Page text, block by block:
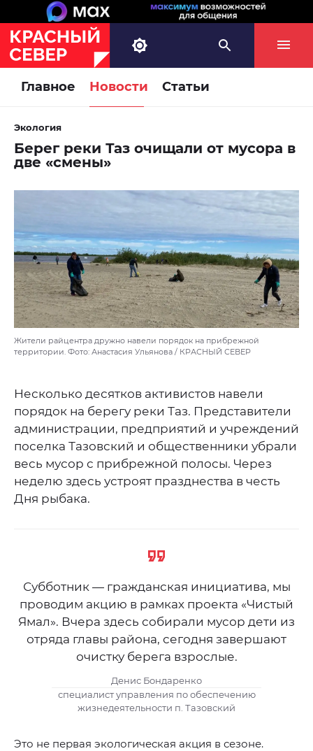
Главное Новости Статьи
Экология
Берег реки Таз очищали от мусора в
две «смены»
Жители райцентра дружно навели порядок на прибрежной
территории. Фото: Анастасия Ульянова / КРАСНЫЙ СЕВЕР
Несколько десятков активистов навели
порядок на берегу реки Таз. Представители
администрации, предприятий и учреждений
поселка Тазовский и общественники убрали
весь мусор с прибрежной полосы. Через
неделю здесь устроят празднества в честь
Дня рыбака.
Субботник — гражданская инициатива, мы
проводим акцию в рамках проекта «Чистый
Ямал». Вчера здесь собирали мусор дети из
отряда главы района, сегодня завершают
очистку берега взрослые.
Денис Бондаренко
специалист управления по обеспечению
жизнедеятельности п. Тазовский
Это не первая экологическая акция в сезоне.